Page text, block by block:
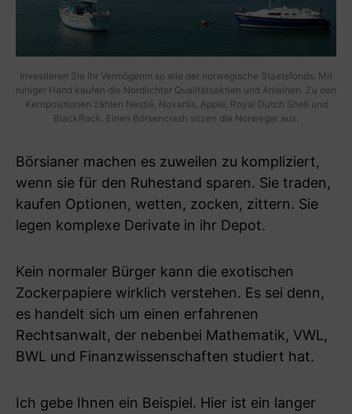
Investieren Sie Ihr Vermögenm so wie der norwegische Staatsfonds: Mit
ruhiger Hand kaufen die Nordlichter Qualitätsaktien und Anleihen. Zu den
Kernpositionen zählen Nestlé, Novartis, Apple, Royal Dutch Shell und
BlackRock. Einen Börsencrash sitzen die Norweger aus.
Börsianer machen es zuweilen zu kompliziert,
wenn sie für den Ruhestand sparen. Sie traden,
kaufen Optionen, wetten, zocken, zittern. Sie
legen komplexe Derivate in ihr Depot.
Kein normaler Bürger kann die exotischen
Zockerpapiere wirklich verstehen. Es sei denn,
es handelt sich um einen erfahrenen
Rechtsanwalt, der nebenbei Mathematik, VWL,
BWL und Finanzwissenschaften studiert hat.
Ich gebe Ihnen ein Beispiel. Hier ist ein langer